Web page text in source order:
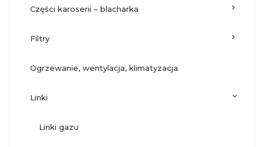
części karoserii – blacharka
filtry
ogrzewanie, wentylacja, klimatyzacja
linki
linki gazu